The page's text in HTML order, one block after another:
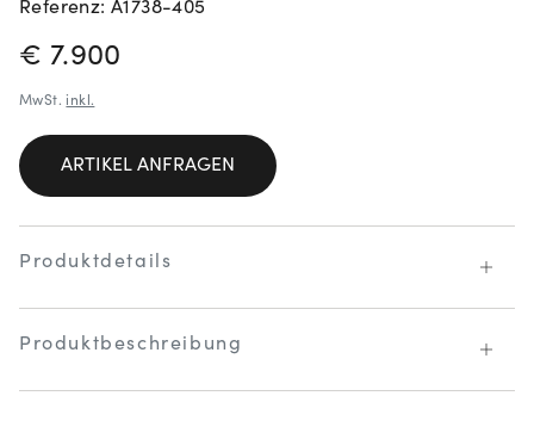
Referenz: A1738-405
PREISINFORMATIONEN
€ 7.900
MwSt. inkl.
ARTIKEL ANFRAGEN
Produktdetails
Produktbeschreibung